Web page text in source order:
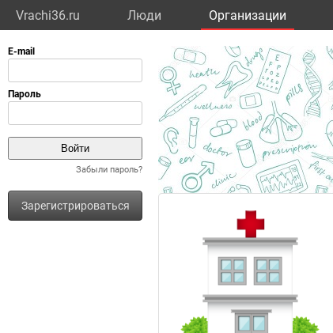
Vrachi36.ru Люди Организации
Забыли пароль?
Зарегистрироваться